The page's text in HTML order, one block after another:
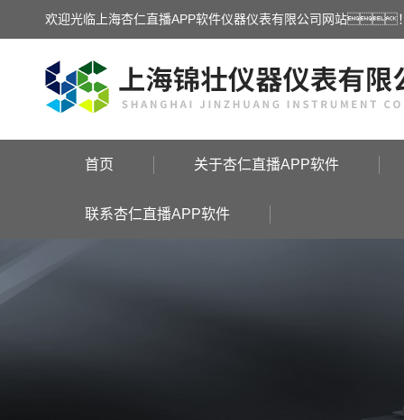
欢迎光临上海杏仁直播APP软件仪器仪表有限公司网站
首页 关于杏仁直播APP软件
联系杏仁直播APP软件